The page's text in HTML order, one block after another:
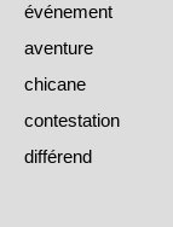
événement
aventure
chicane
contestation
différend